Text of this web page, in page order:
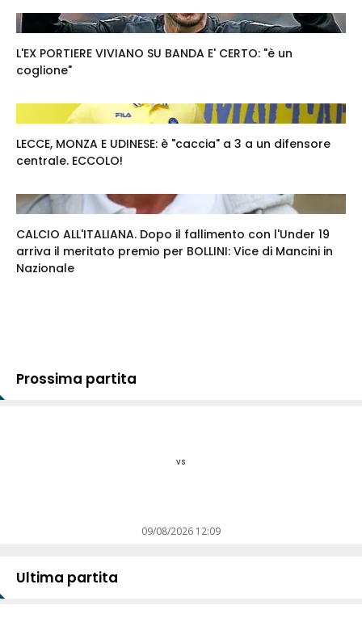
L'EX PORTIERE VIVIANO SU BANDA E' CERTO: "è un
coglione"
LECCE, MONZA E UDINESE: è "caccia" a 3 a un difensore
centrale. ECCOLO!
CALCIO ALL'ITALIANA. Dopo il fallimento con l'Under 19
arriva il meritato premio per BOLLINI: Vice di Mancini in
Nazionale
Prossima partita
vs
09/08/2026 12:09
Ultima partita